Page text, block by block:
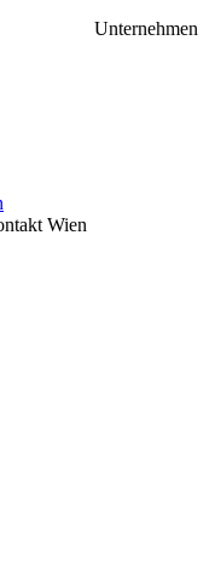
Unternehmen
Wien